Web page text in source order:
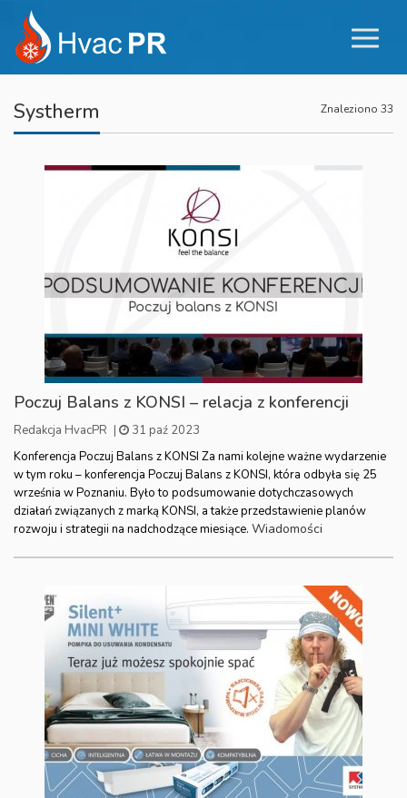
Systherm Znaleziono 33
Poczuj Balans z KONSI – relacja z konferencji
Redakcja HvacPR |
31 paź 2023
Konferencja Poczuj Balans z KONSI Za nami kolejne ważne wydarzenie
w tym roku – konferencja Poczuj Balans z KONSI, która odbyła się 25
września w Poznaniu. Było to podsumowanie dotychczasowych
działań związanych z marką KONSI, a także przedstawienie planów
rozwoju i strategii na nadchodzące miesiące. Wiadomości